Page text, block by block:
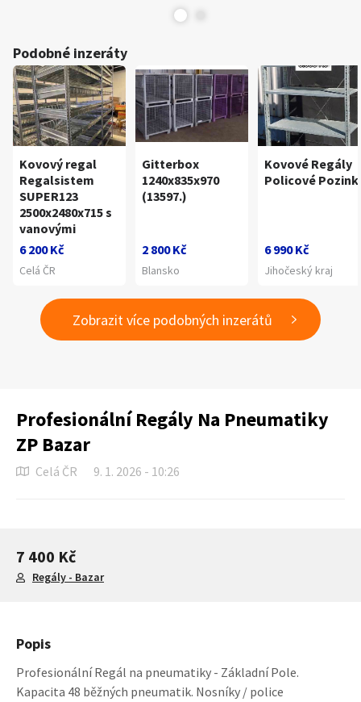
Podobné inzeráty
Kovový regal
Regalsistem
SUPER123
2500x2480x715 s
vanovými
6 200 Kč
Celá ČR
Gitterbox
1240x835x970
(13597.)
2 800 Kč
Blansko
Kovové Regály
Policové Pozink
6 990 Kč
Jihočeský kraj
Zobrazit více podobných inzerátů
Profesionální Regály Na Pneumatiky
ZP Bazar
Celá ČR 9. 1. 2026 - 10:26
7 400 Kč
Regály - Bazar
Popis
Profesionální Regál na pneumatiky - Základní Pole.
Kapacita 48 běžných pneumatik. Nosníky / police